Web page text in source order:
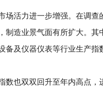
活力进一步增强。在调查
制造业景气面有所扩大。其
备及仪器仪表等行业生产指
也双双回升至年内高点，